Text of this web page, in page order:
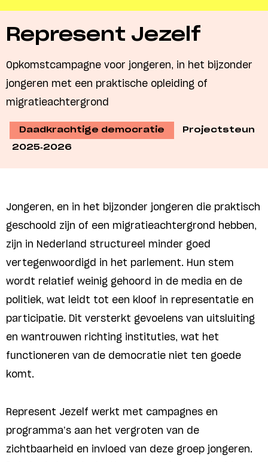
Represent Jezelf
Opkomstcampagne voor jongeren, in het bijzonder
jongeren met een praktische opleiding of
migratieachtergrond
Daadkrachtige democratie Projectsteun
2025-2026
Jongeren, en in het bijzonder jongeren die praktisch
geschoold zijn of een migratieachtergrond hebben,
zijn in Nederland structureel minder goed
vertegenwoordigd in het parlement. Hun stem
wordt relatief weinig gehoord in de media en de
politiek, wat leidt tot een kloof in representatie en
participatie. Dit versterkt gevoelens van uitsluiting
en wantrouwen richting instituties, wat het
functioneren van de democratie niet ten goede
komt.
Represent Jezelf werkt met campagnes en
programma’s aan het vergroten van de
zichtbaarheid en invloed van deze groep jongeren.